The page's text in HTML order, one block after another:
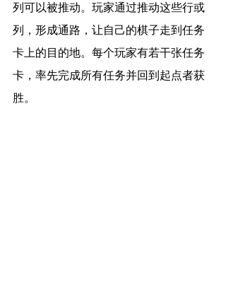
列可以被推动。玩家通过推动这些行或
列，形成通路，让自己的棋子走到任务
卡上的目的地。每个玩家有若干张任务
卡，率先完成所有任务并回到起点者获
胜。